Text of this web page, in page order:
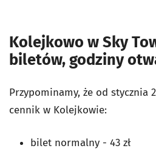
Kolejkowo w Sky
biletów, godziny
Przypominamy, że od stycznia
cennik w Kolejkowie:
bilet normalny - 43 zł